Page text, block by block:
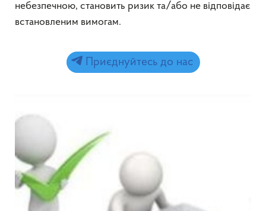
небезпечною, становить ризик та/або не відповідає
встановленим вимогам.
Приєднуйтесь до нас